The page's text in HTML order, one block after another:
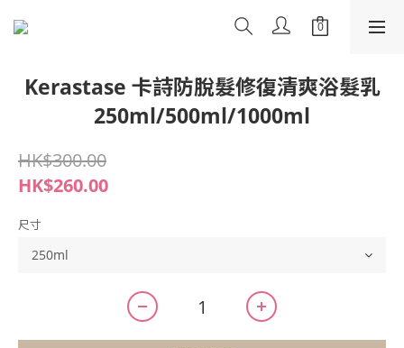
Kerastase 卡詩防脫髮修復清爽浴髮乳
250ml/500ml/1000ml
HK$300.00
HK$260.00
尺寸